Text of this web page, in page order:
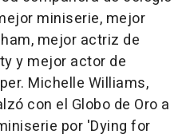
miniserie, mejor
mejor actriz de
y mejor actor de
Michelle Williams,
con el Globo de Oro a
por 'Dying for